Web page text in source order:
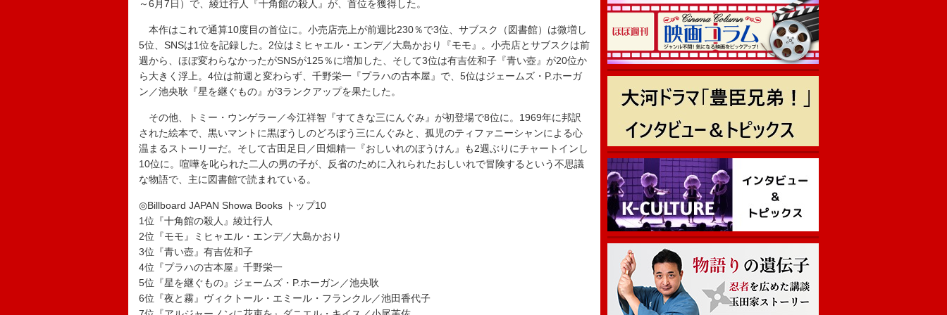
～6月7日）で、綾辻行人『十角館の殺人』が、首位を獲得した。
本作はこれで通算10度目の首位に。小売店売上が前週比230％で3位、サブスク（図書館）は微増し
5位、SNSは1位を記録した。2位はミヒャエル・エンデ／大島かおり『モモ』。小売店とサブスクは前
週から、ほぼ変わらなかったがSNSが125％に増加した、そして3位は有吉佐和子『青い壺』が20位か
ら大きく浮上。4位は前週と変わらず、千野栄一『プラハの古本屋』で、5位はジェームズ・P.ホーガ
ン／池央耿『星を継ぐもの』が3ランクアップを果たした。
その他、トミー・ウンゲラー／今江祥智『すてきな三にんぐみ』が初登場で8位に。1969年に邦訳
された絵本で、黒いマントに黒ぼうしのどろぼう三にんぐみと、孤児のティファニーシャンによる心
温まるストーリーだ。そして古田足日／田畑精一『おしいれのぼうけん』も2週ぶりにチャートインし
10位に。喧嘩を叱られた二人の男の子が、反省のために入れられたおしいれで冒険するという不思議
な物語で、主に図書館で読まれている。
◎Billboard JAPAN Showa Books トップ10
1位『十角館の殺人』綾辻行人
2位『モモ』ミヒャエル・エンデ／大島かおり
3位『青い壺』有吉佐和子
4位『プラハの古本屋』千野栄一
5位『星を継ぐもの』ジェームズ・P.ホーガン／池央耿
6位『夜と霧』ヴィクトール・エミール・フランクル／池田香代子